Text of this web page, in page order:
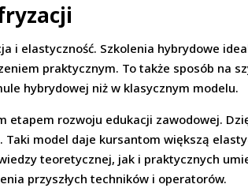
i elastyczność. Szkolenia hybrydowe
praktycznym. To także sposób na
hybrydowej niż w klasycznym modelu.
rozwoju edukacji zawodowej.
model daje kursantom większą
teoretycznej, jak i praktycznych
przyszłych techników i operatorów.